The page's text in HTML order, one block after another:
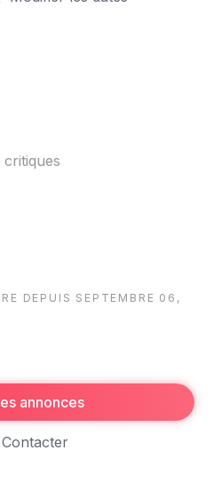
DEPUIS SEPTEMBRE 06,
annonces
Contacter